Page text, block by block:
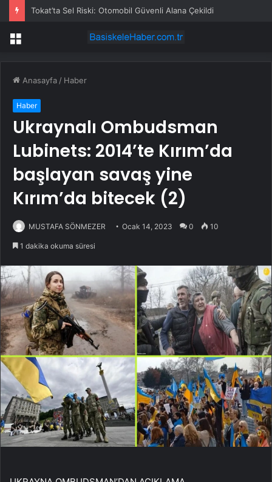
Tokat’ta Sel Riski: Otomobil Güvenli Alana Çekildi
Menü
Anasayfa / Haber
Haber
Ukraynalı Ombudsman
Lubinets: 2014’te Kırım’da
başlayan savaş yine
Kırım’da bitecek (2)
MUSTAFA SÖNMEZER Ocak 14, 2023 0 10
1 dakika okuma süresi